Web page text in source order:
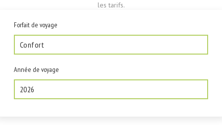
les tarifs.
Forfait de voyage
Confort
Année de voyage
2026